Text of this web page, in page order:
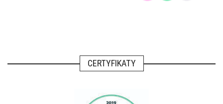
CERTYFIKATY